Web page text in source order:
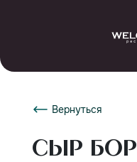
Вернуться
Сыр Бор